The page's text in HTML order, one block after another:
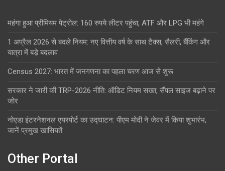
महंगा हुआ प्रीमियम पेट्रोल: 160 रुपये लीटर पहुंचा, ATF और LPG भी महंगे
1 अप्रैल 2026 से बदले नियम: नए वित्तीय वर्ष के साथ टैक्स, सैलरी, बैंकिंग और
यात्रा में बड़े बदलाव
Census 2027: भारत में जनगणना का पहला चरण आज से शुरू
सरकार ने जारी की TRP-2026 नीति: ऑडिट नियम सख्त, सैंपल साइज बढ़ाने पर
जोर
नोएडा इंटरनेशनल एयरपोर्ट का उद्घाटन: पीएम मोदी ने जेवर में किया शुभारंभ,
जानें प्रमुख खासियतें
Other Portal